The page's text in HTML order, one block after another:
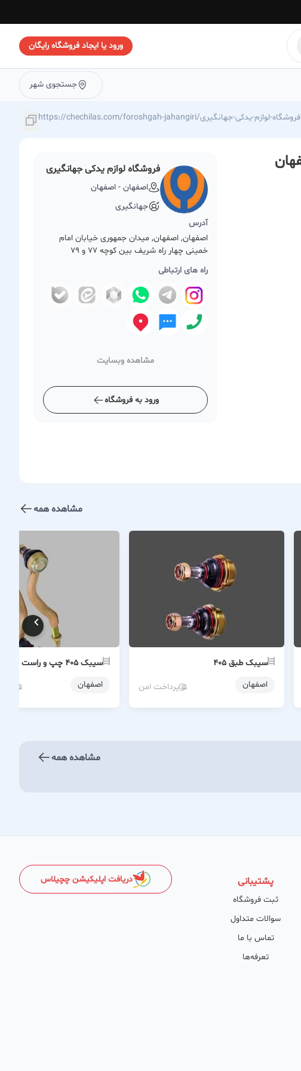
ورود یا ایجاد فروشگاه رایگان
جستجوی شهر
https://chechilas.com/foroshgah-jahangiri/فروشگاه-لوازم-یدکی-جهانگیری
فروشگاه لوازم یدکی جهانگیری
اصفهان - اصفهان
جهانگیری
آدرس
اصفهان, اصفهان, میدان جمهوری خیابان امام
خمینی چهار راه شریف بین کوچه 77 و 79
راه های ارتباطی
مشاهده وبسایت
ورود به فروشگاه
مشاهده همه
سیبک طبق ۴۰۵
اصفهان
پرداخت امن
سیبک ۴۰۵ چپ و راست
اصفهان
مشاهده همه
پشتیبانی
ثبت فروشگاه
سوالات متداول
تماس با ما
تعرفه‌ها
دریافت اپلیکیشن چچیلاس